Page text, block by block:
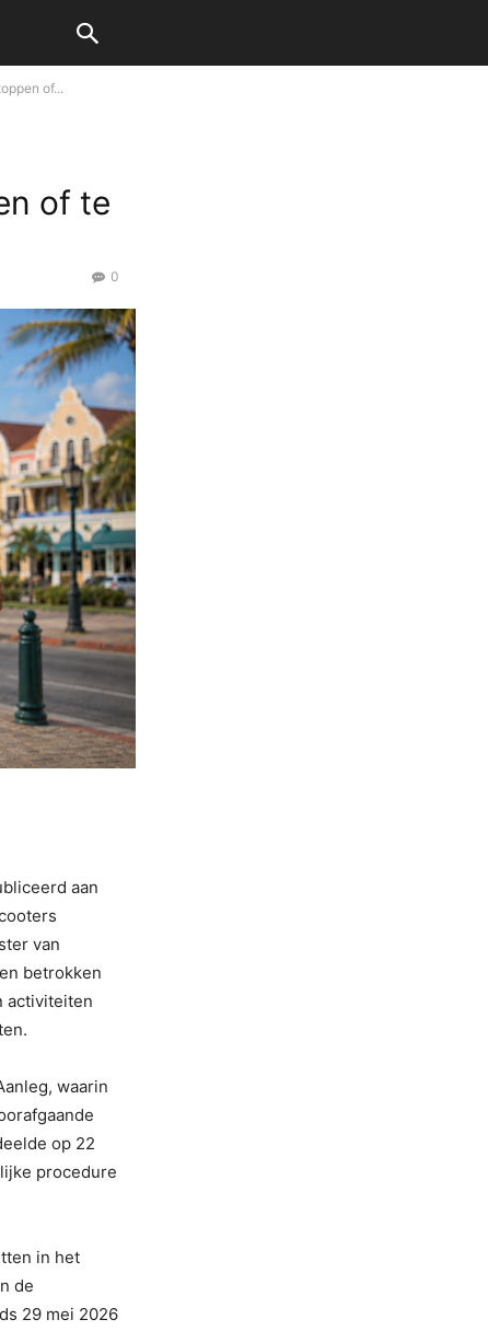
of...
of te
0
aan
van
betrokken
activiteiten
waarin
op 22
procedure
in het
de
29 mei 2026